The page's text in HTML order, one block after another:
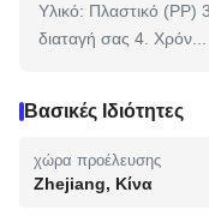
Υλικό: Πλαστικό
διαταγή σας 4. Χρόν...
Βασικές Ιδιότητες
χώρα προέλευσης
Zhejiang, Κίνα